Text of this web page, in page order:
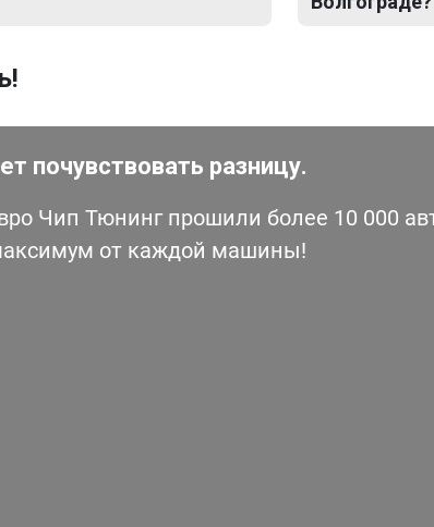
почувствовать разницу.
Чип Тюнинг прошили более 10 000
от каждой машины!